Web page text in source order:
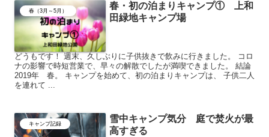
春（3月～5月）
春・初の泊まりキャンプ① 上和
田緑地キャンプ場
どうもです！ 週末、久しぶりに子供抜きで飲みに行きました。 コロ
ナの影響で時短営業で、早々の解散でしたが満喫できました。 結論
2019年 春。 キャンプを始めて、初の泊まりキャンプは、 子供二人
を連れて ...
キャンプ記録
雪中キャンプ気分 庭で焚火が最
高すぎる